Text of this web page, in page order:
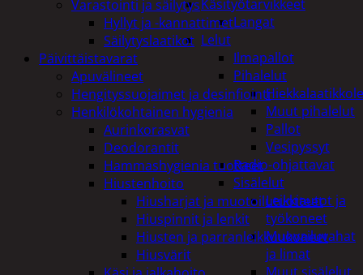
Käsityötarvikkeet
Langat
Lelut
Ilmapallot
Pihalelut
Muut pihalelut
Pallot
Vesipyssyt
Radio-ohjattavat
Sisälelut
Leikkiautot ja
työkoneet
Muovailuvahat
ja limat
Varastointi ja säilytys
Hyllyt ja -kannattimet
Säilytyslaatikot
Päivittäistavarat
Apuvälineet
Hengityssuojaimet ja desinfiointi
Henkilökohtainen hygienia
Aurinkorasvat
Deodorantit
Hammashygienia tuotteet
Hiustenhoito
Hiusharjat ja muotoilutuotteet
Hiuspinnit ja lenkit
Hiusten ja parranleikkuukoneet
Hiusvärit